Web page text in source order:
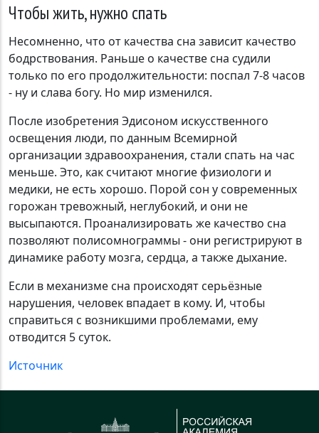
Чтобы жить, нужно спать
Несомненно, что от качества сна зависит качество
бодрствования. Раньше о качестве сна судили
только по его продолжительности: поспал 7-8 часов
- ну и слава богу. Но мир изменился.
После изобретения Эдисоном искусственного
освещения люди, по данным Всемирной
организации здравоохранения, стали спать на час
меньше. Это, как считают многие физиологи и
медики, не есть хорошо. Порой сон у современных
горожан тревожный, неглубокий, и они не
высыпаются. Проанализировать же качество сна
позволяют полисомнограммы - они регистрируют в
динамике работу мозга, сердца, а также дыхание.
Если в механизме сна происходят серьёзные
нарушения, человек впадает в кому. И, чтобы
справиться с возникшими проблемами, ему
отводится 5 суток.
Источник